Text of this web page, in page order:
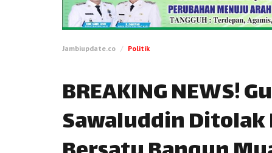
Jambiupdate.co Politik
BREAKING NEWS!
Sawaluddin Ditolak